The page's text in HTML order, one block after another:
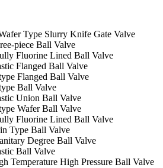
Type Slurry Knife Gate Valve
piece Ball Valve
Fluorine Lined Ball Valve
Flanged Ball Valve
Flanged Ball Valve
Ball Valve
Union Ball Valve
Wafer Ball Valve
Fluorine Lined Ball Valve
Type Ball Valve
Degree Ball Valve
Ball Valve
Temperature High Pressure Ball Valve